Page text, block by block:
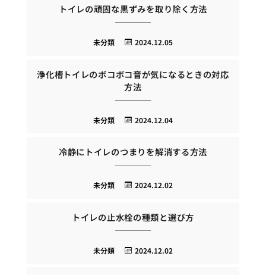
トイレの頑固な黒ずみを取り除く方法
2024.12.05
未分類
浄化槽トイレのボコボコ音が気になるときの対応
方法
2024.12.04
未分類
冷静にトイレのつまりを解消する方法
2024.12.02
未分類
トイレの止水栓の種類と選び方
2024.12.02
未分類